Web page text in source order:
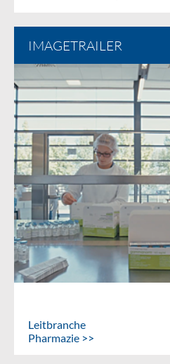
IMAGETRAILER
Leitbranche
Pharmazie >>